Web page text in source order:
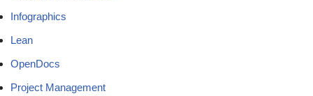
Infographics
Lean
OpenDocs
Project Management